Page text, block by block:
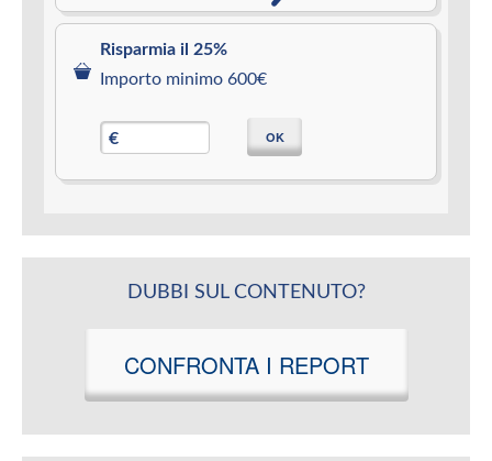
Risparmia il 25%
Importo minimo 600€
€ OK
DUBBI SUL CONTENUTO?
CONFRONTA I REPORT